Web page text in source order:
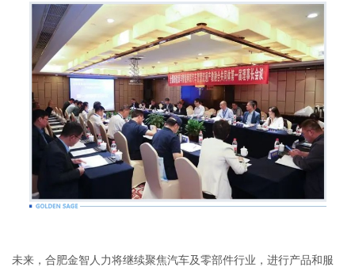
未来，合肥金智人力将继续聚焦汽车及零部件行业，进行产品和服